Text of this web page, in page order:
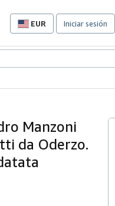
EUR
Preferencias
compra
sitio.
Iniciar sesión
Manzoni
da Oderzo.